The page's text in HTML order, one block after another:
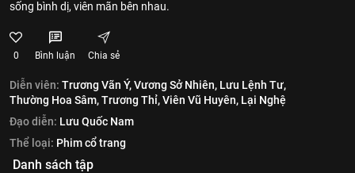
sống bình dị, viên mãn bên nhau.
0 Bình luận Chia sẻ
Diễn viên: Trương Vãn Ý,Vương Sở Nhiên, Lưu Lệnh Tư,
Thường Hoa Sâm,Trương Thỉ,Viên Vũ Huyên, Lại Nghệ
Đạo diễn: Lưu Quốc Nam
Thể loại: Phim cổ trang
Danh sách tập